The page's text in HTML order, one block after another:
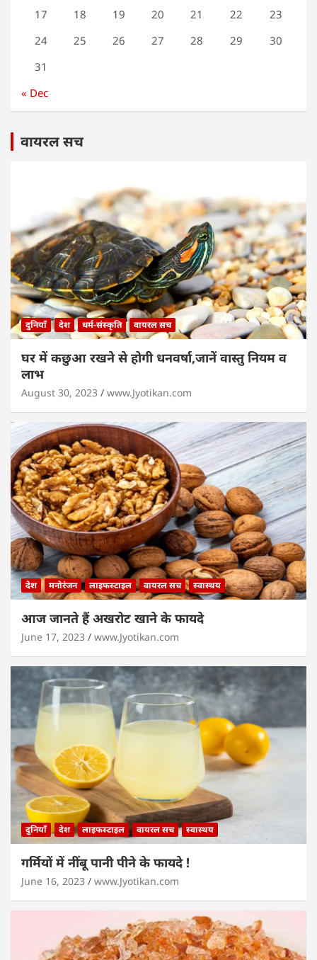
17 18 19 20 21 22
23
24
25 26 27 28 29
30
31
« Dec
वायरल सच
दुनियाँ देश धर्म-संस्कृति वायरल सच
घर में कछुआ रखने से होगी धनवर्षा,जानें वास्तु नियम व
लाभ
August 30, 2023 www.Jyotikan.com
देश मनोरंजन लाइफस्टाइल वायरल सच स्वास्थय
आज जानते हैं अखरोट खाने के फायदे
June 17, 2023 www.Jyotikan.com
दुनियाँ देश लाइफस्टाइल वायरल सच स्वास्थय
गर्मियों में नींबू पानी पीने के फायदे !
June 16, 2023 www.Jyotikan.com